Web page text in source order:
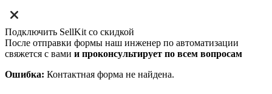
Подключить SellKit со скидкой
После отправки формы наш инженер по автоматизации
свяжется с вами и проконсультирует по всем вопросам
Ошибка: Контактная форма не найдена.